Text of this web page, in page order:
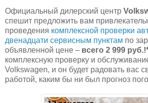
Официальный дилерский центр
спешит предложить вам
проведения комплексной проверки
двенадцати сервисным пунктам по
объявленной цене – всего 2 999
комплексную проверку и
Volkswagen, и он будет радовать вас
работой, каким бы ни был прогноз